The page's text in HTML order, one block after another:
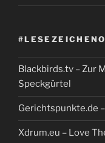
Blackbirds.tv – Zur
Speckgürtel
Gerichtspunkte.de
Xdrum.eu – Love